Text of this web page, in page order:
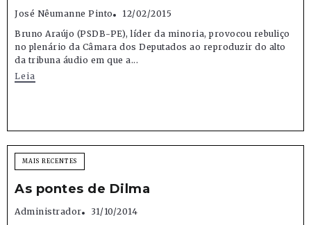
José Nêumanne Pinto
12/02/2015
Bruno Araújo (PSDB-PE), líder da minoria, provocou rebuliço
no plenário da Câmara dos Deputados ao reproduzir do alto
da tribuna áudio em que a...
Leia
MAIS RECENTES
As pontes de Dilma
Administrador
31/10/2014